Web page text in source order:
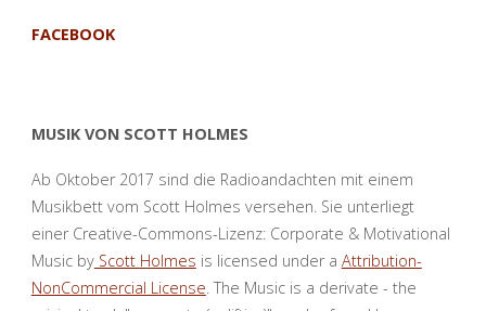
FACEBOOK
MUSIK VON SCOTT HOLMES
Ab Oktober 2017 sind die Radioandachten mit einem
Musikbett vom Scott Holmes versehen. Sie unterliegt
einer Creative-Commons-Lizenz: Corporate & Motivational
Music byScott Holmes is licensed under a Attribution-
NonCommercial License. The Music is a derivate - the